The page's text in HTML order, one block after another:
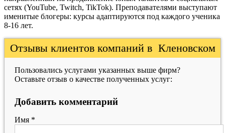
сетях (YouTube, Twitch, TikTok). Преподавателями выступают
именитые блогеры: курсы адаптируются под каждого ученика
8-16 лет.
Отзывы клиентов компаний в Кленовском
Пользовались услугами указанных выше фирм?
Оставьте отзыв о качестве полученных услуг:
Добавить комментарий
Имя *